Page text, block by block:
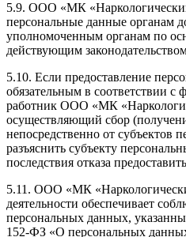
5.9. ООО «МК
персональные данные органам
уполномоченным органам по
действующим
5.10. Если предоставление
обязательным в соответствии с
работник ООО «МК
осуществляющий сбор
непосредственно от субъектов
разъяснить субъекту
последствия отказа
5.11. ООО «МК
деятельности обеспечивает
персональных данных,
152-ФЗ «О персональных